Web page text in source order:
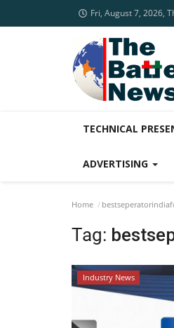
Fri, August 7, 2026,
TECHNICAL
ADVERTISING
Home
Tag:
Industry News